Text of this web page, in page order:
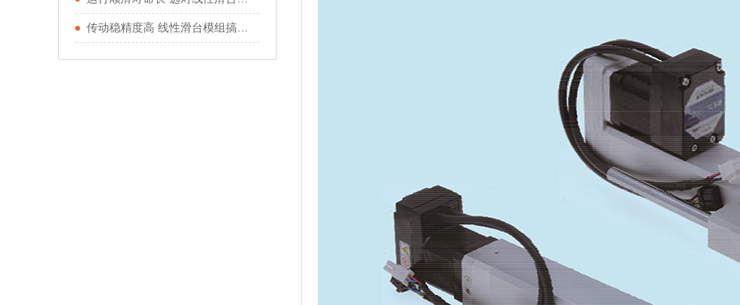
传动稳精度高 线性滑台模组搞定直线运动需求